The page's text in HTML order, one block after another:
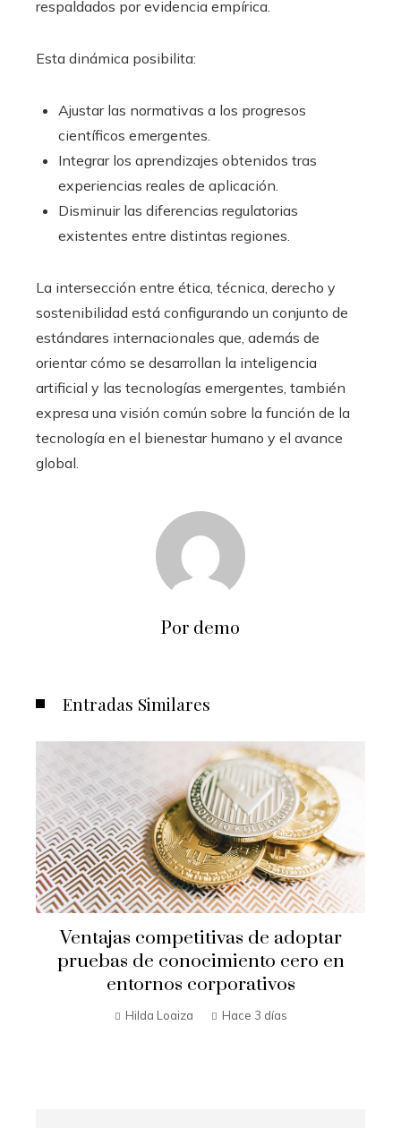
respaldados por evidencia empírica.
Esta dinámica posibilita:
Ajustar las normativas a los progresos
científicos emergentes.
Integrar los aprendizajes obtenidos tras
experiencias reales de aplicación.
Disminuir las diferencias regulatorias
existentes entre distintas regiones.
La intersección entre ética, técnica, derecho y
sostenibilidad está configurando un conjunto de
estándares internacionales que, además de
orientar cómo se desarrollan la inteligencia
artificial y las tecnologías emergentes, también
expresa una visión común sobre la función de la
tecnología en el bienestar humano y el avance
global.
Por demo
Entradas Similares
Ventajas competitivas de adoptar
pruebas de conocimiento cero en
entornos corporativos
Hilda Loaiza Hace 3 días